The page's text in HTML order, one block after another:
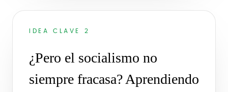
IDEA CLAVE 2
¿Pero el socialismo no
siempre fracasa? Aprendiendo